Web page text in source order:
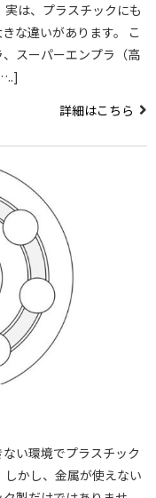
は、プラスチックにも
な違いがあります。 こ
スーパーエンプラ（高
詳細はこちら
い環境でプラスチック
かし、金属が使えない